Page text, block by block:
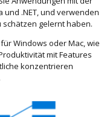
und .NET, und verwenden
schätzen gelernt haben.
Windows oder Mac, wie
mit Features
konzentrieren